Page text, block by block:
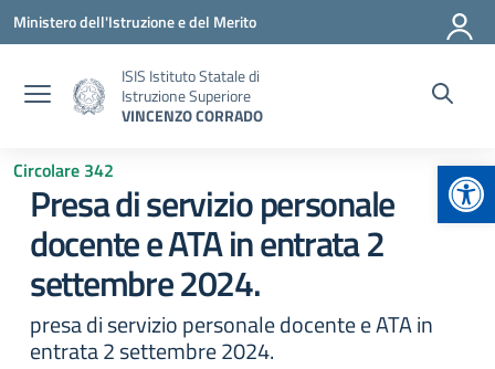
Vai ai contenuti
Vai al menu di navigazione
Vai al footer
Ministero dell'Istruzione e del Merito
ISIS Istituto Statale di
Istruzione Superiore
VINCENZO CORRADO
Circolare 342
Presa di servizio personale
docente e ATA in entrata 2
settembre 2024.
presa di servizio personale docente e ATA in
entrata 2 settembre 2024.